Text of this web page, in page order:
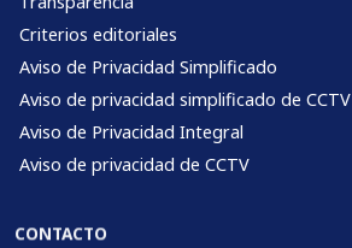
Criterios editoriales
Aviso de Privacidad Simplificado
Aviso de privacidad simplificado de CCTV
Aviso de Privacidad Integral
Aviso de privacidad de CCTV
CONTACTO